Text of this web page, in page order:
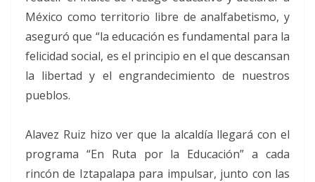
México como territorio libre de analfabetismo, y
aseguró que “la educación es fundamental para la
felicidad social, es el principio en el que descansan
la libertad y el engrandecimiento de nuestros
pueblos.
Alavez Ruiz hizo ver que la alcaldía llegará con el
programa “En Ruta por la Educación” a cada
rincón de Iztapalapa para impulsar, junto con las